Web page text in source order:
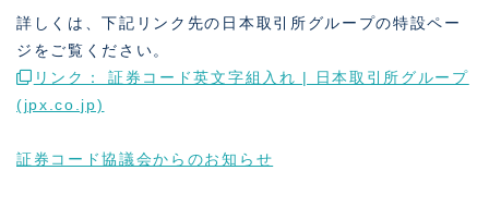
詳しくは、下記リンク先の日本取引所グループの特設ペー
ジをご覧ください。
リンク： 証券コード英文字組入れ | 日本取引所グループ
(jpx.co.jp)
証券コード協議会からのお知らせ